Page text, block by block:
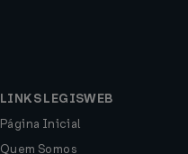
LINKS LEGISWEB
Página Inicial
Quem Somos